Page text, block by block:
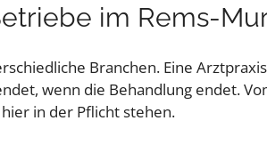
im Rems-
Branchen. Eine
wenn die Behandlung endet.
in der Pflicht stehen.